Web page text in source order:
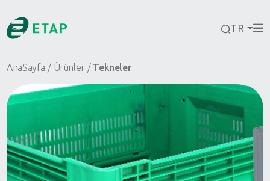
TR
AnaSayfa Ürünler Tekneler